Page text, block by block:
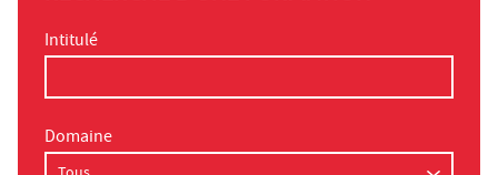
Intitulé
Domaine